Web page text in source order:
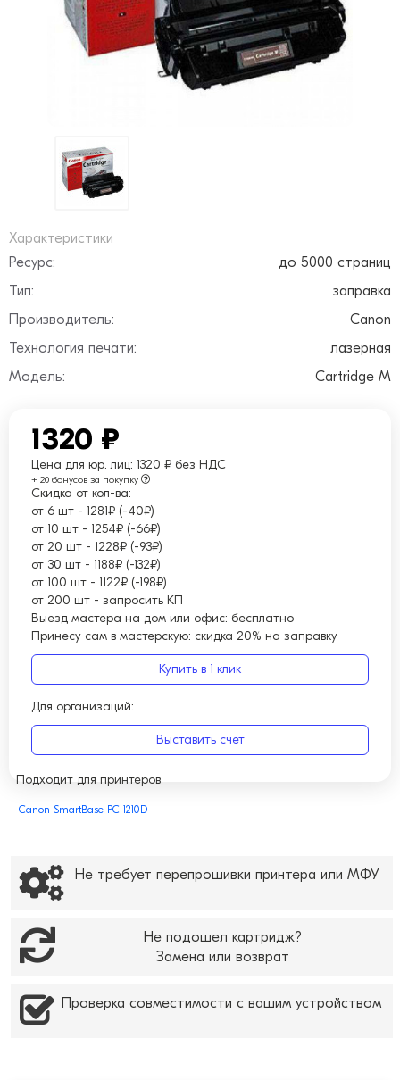
Характеристики
Ресурс:
до 5000 страниц
Тип:
заправка
Производитель:
Canon
Технология печати:
лазерная
Модель:
Cartridge M
1320 ₽
Цена для юр. лиц: 1320 ₽ без НДС
+ 20 бонусов за покупку
Скидка от кол-ва:
от 6 шт - 1281₽ (-40₽)
от 10 шт - 1254₽ (-66₽)
от 20 шт - 1228₽ (-93₽)
от 30 шт - 1188₽ (-132₽)
от 100 шт - 1122₽ (-198₽)
от 200 шт - запросить КП
Выезд мастера на дом или офис: бесплатно
Принесу сам в мастерскую: скидка 20% на заправку
Купить в 1 клик
Для организаций:
Выставить счет
Подходит для принтеров
Canon SmartBase PC 1210D
Не требует перепрошивки принтера или МФУ
Не подошел картридж?
Замена или возврат
Проверка совместимости с вашим устройством